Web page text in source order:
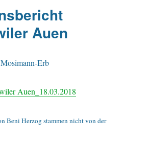
Auen
Erb
Auen_18.03.2018
Beni Herzog stammen nicht von der